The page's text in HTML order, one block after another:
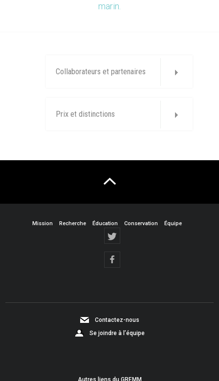
marin.
Collaborateurs et partenaires
Prix et distinctions
Mission Recherche Éducation Conservation Équipe
Contactez-nous
Se joindre à l’équipe